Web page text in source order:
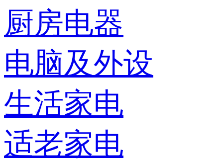
厨房电器
电脑及外设
生活家电
适老家电